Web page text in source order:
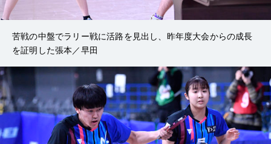
苦戦の中盤でラリー戦に活路を見出し、昨年度大会からの成長
を証明した張本／早田